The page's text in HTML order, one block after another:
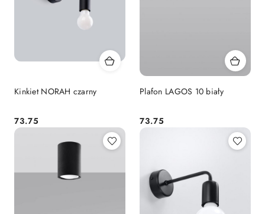
Kinkiet NORAH czarny
Cena:
73.75
Plafon LAGOS 10 biały
Cena:
73.75